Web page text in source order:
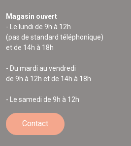
Magasin ouvert
- Le lundi de 9h à 12h
(pas de standard téléphonique)
et de 14h à 18h
- Du mardi au vendredi
de 9h à 12h et de 14h à 18h
- Le samedi de 9h à 12h
Contact